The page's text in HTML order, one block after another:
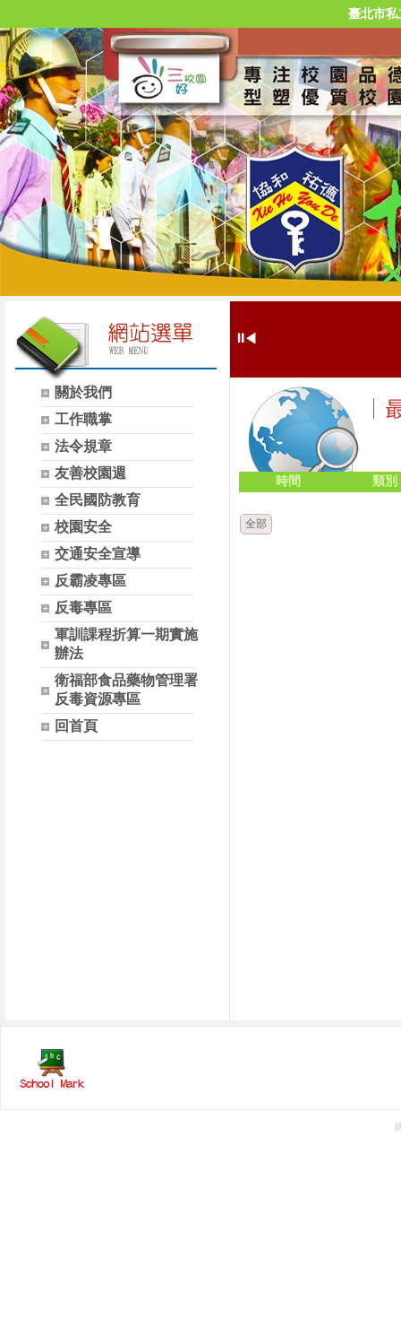
臺北市
關於我們
工作職掌
法令規章
友善校園週
全民國防教育
校園安全
交通安全宣導
反霸凌專區
反毒專區
軍訓課程折算一期實施
辦法
衛福部食品藥物管理署
反毒資源專區
回首頁
⏸◀
時間 類別
全部